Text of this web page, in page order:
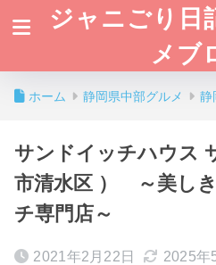
ジャニごり日
メブ
ホーム 静岡県中部グルメ 静
サンドイッチハウス
市清水区 ） ～美し
チ専門店～
2021年2月22日 2025年